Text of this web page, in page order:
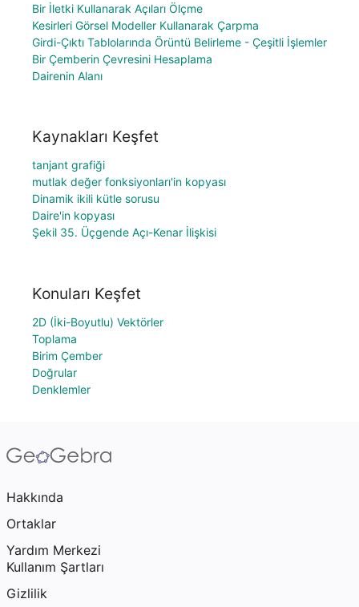
Bir İletki Kullanarak Açıları Ölçme
Kesirleri Görsel Modeller Kullanarak Çarpma
Girdi-Çıktı Tablolarında Örüntü Belirleme - Çeşitli İşlemler
Bir Çemberin Çevresini Hesaplama
Dairenin Alanı
Kaynakları Keşfet
tanjant grafiği
mutlak değer fonksiyonları'in kopyası
Dinamik ikili kütle sorusu
Daire'in kopyası
Şekil 35. Üçgende Açı-Kenar İlişkisi
Konuları Keşfet
2D (İki-Boyutlu) Vektörler
Toplama
Birim Çember
Doğrular
Denklemler
Hakkında
Ortaklar
Yardım Merkezi
Kullanım Şartları
Gizlilik